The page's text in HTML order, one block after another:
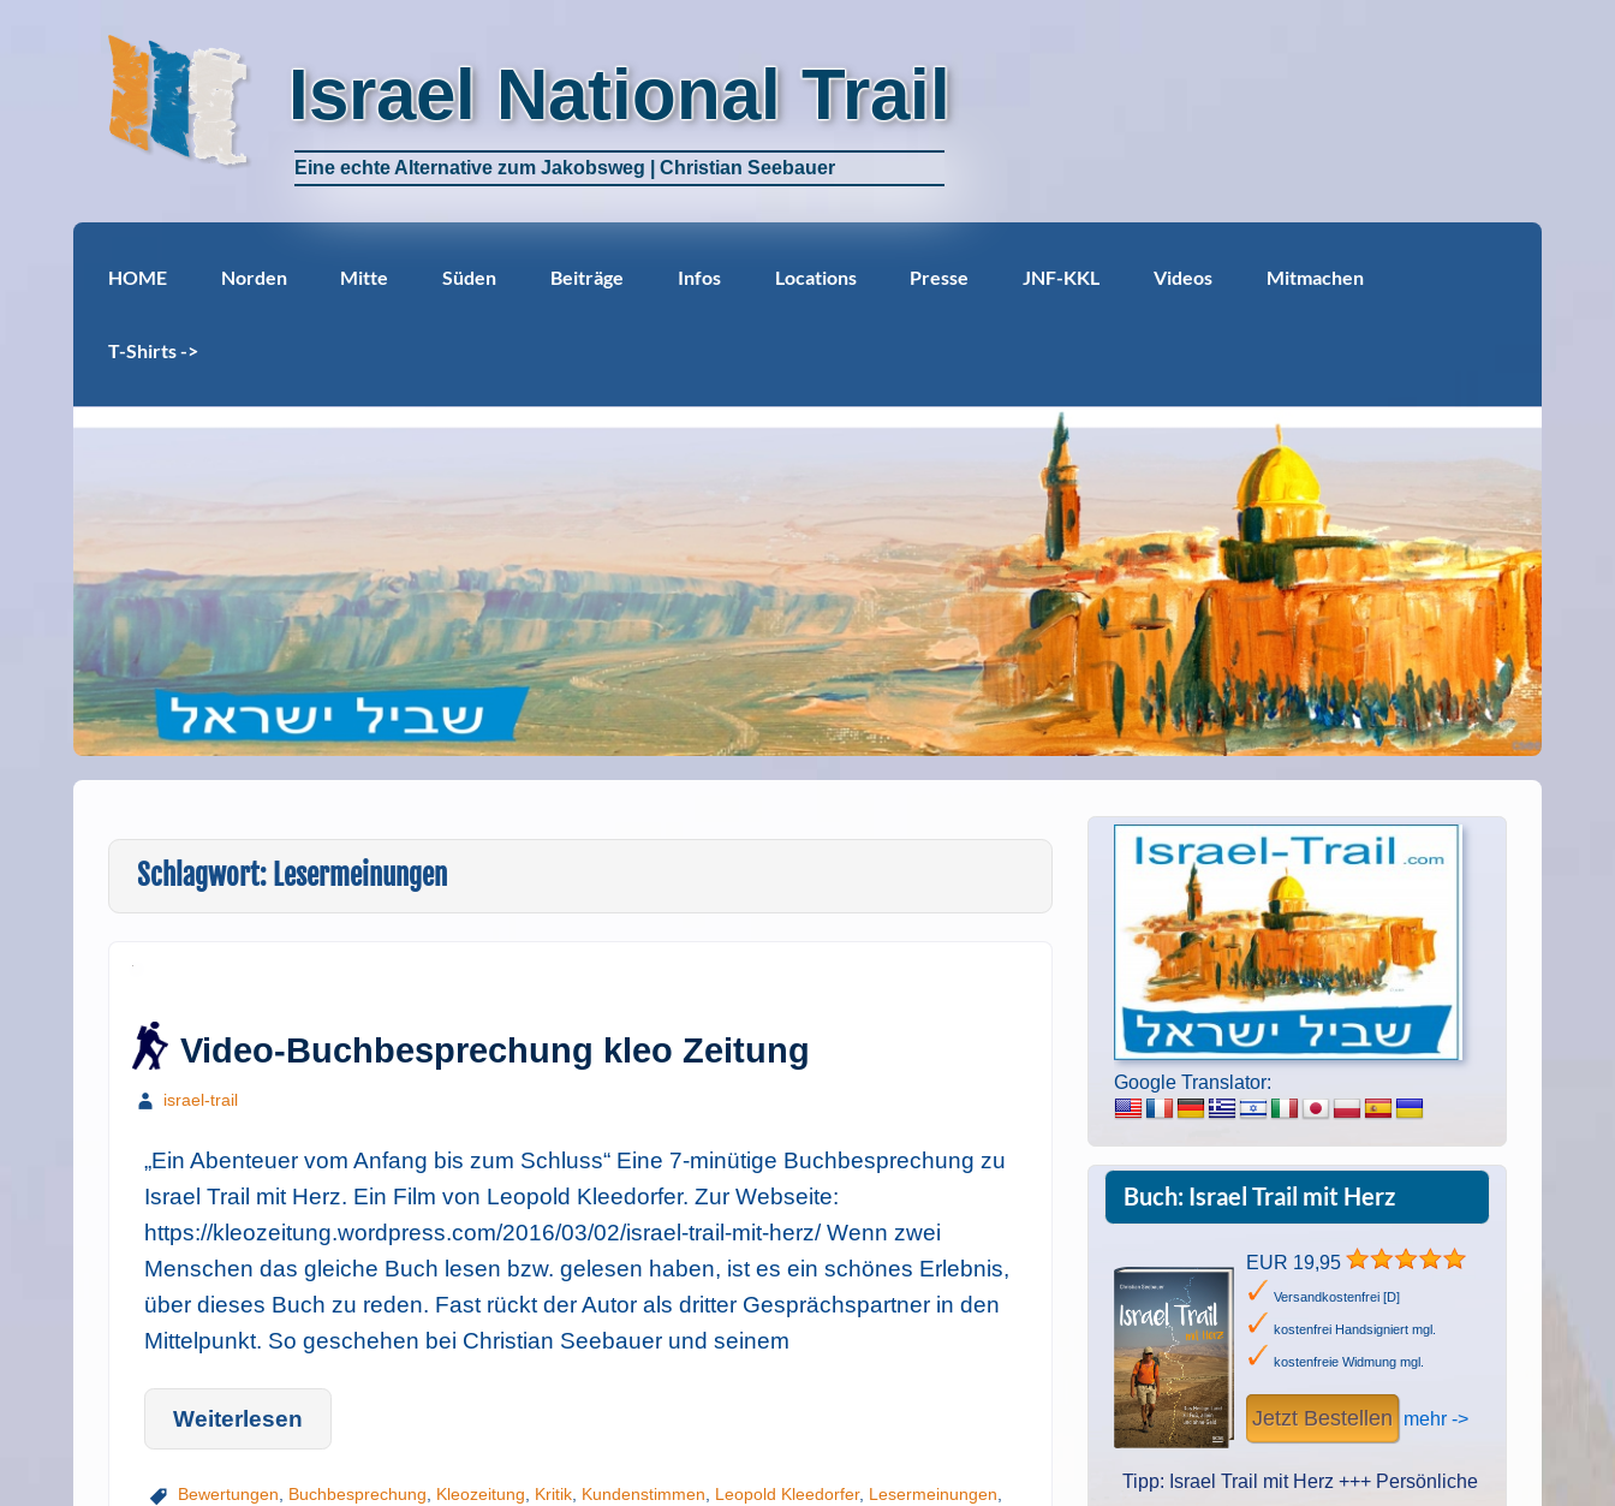
Israel National Trail
Eine echte Alternative zum Jakobsweg | Christian Seebauer
HOME Norden Mitte Süden Beiträge Infos Locations Presse JNF-KKL Videos Mitmachen
T-Shirts ->
Schlagwort: Lesermeinungen
Video-Buchbesprechung kleo Zeitung
israel-trail
„Ein Abenteuer vom Anfang bis zum Schluss“ Eine 7-minütige Buchbesprechung zu
Israel Trail mit Herz. Ein Film von Leopold Kleedorfer. Zur Webseite:
https://kleozeitung.wordpress.com/2016/03/02/israel-trail-mit-herz/ Wenn zwei
Menschen das gleiche Buch lesen bzw. gelesen haben, ist es ein schönes Erlebnis,
über dieses Buch zu reden. Fast rückt der Autor als dritter Gesprächspartner in den
Mittelpunkt. So geschehen bei Christian Seebauer und seinem
Weiterlesen
Bewertungen Buchbesprechung Kleozeitung Kritik, Kundenstimmen Leopold Kleedorfer, Lesermeinungen
Google Translator:
Buch: Israel Trail mit Herz
EUR 19,95
Versandkostenfrei [D]
kostenfrei Handsigniert mgl.
kostenfreie Widmung mgl.
Jetzt Bestellen mehr ->
Tipp: Israel Trail mit Herz +++ Persönliche Widmung des